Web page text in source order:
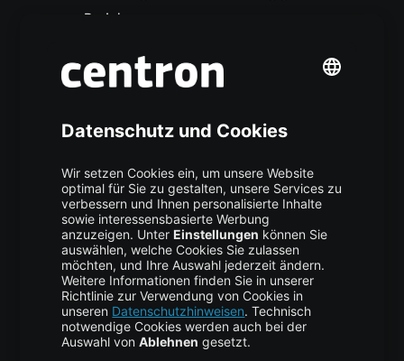
Projekte
Erfordert Entwickler und Designer, die
mit Rapid Prototyping vertraut sind
Rational Unified Process
(RUP) Methode:
Der Rational Unified Process (RUP) ist eine
umfassende und iterative Methode zur
Softwareentwicklung, die einen strukturierten
Ansatz bietet.